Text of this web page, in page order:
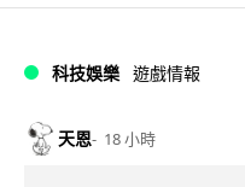
科技娛樂 遊戲情報
天恩 18 小時